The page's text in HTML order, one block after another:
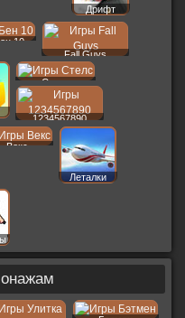
Дрифт
10
Fall Guys
Стелс
1234567890
Векс
Леталки